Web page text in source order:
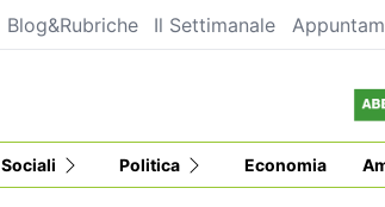
Blog&Rubriche Il Settimanale
Sociali Politica Economia